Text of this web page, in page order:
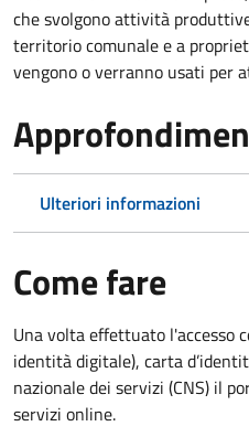
che svolgono attività
territorio comunale e a
vengono o verranno usati per
Ulteriori informazioni
Come fare
Una volta effettuato l'accesso
identità digitale), carta
nazionale dei servizi (CNS) il
servizi online.